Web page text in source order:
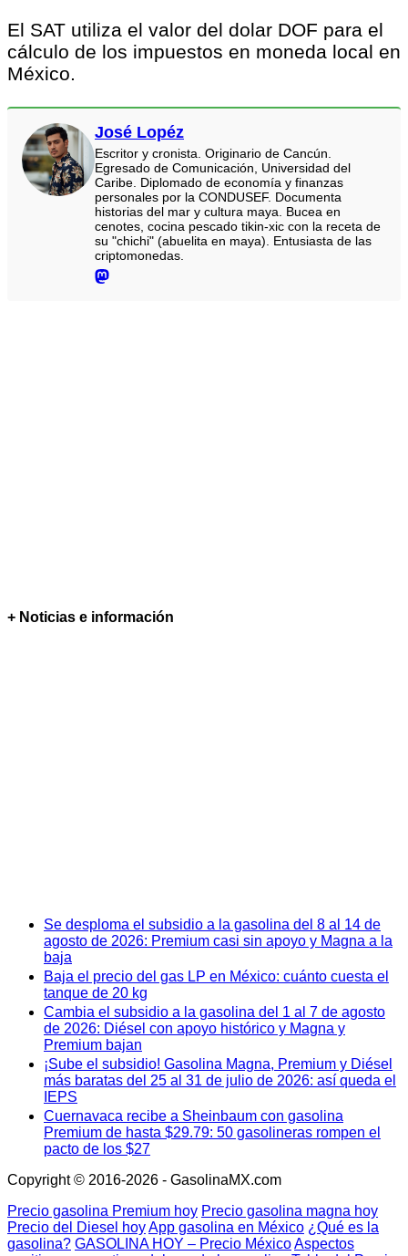
El SAT utiliza el valor del dolar DOF para el
cálculo de los impuestos en moneda local en
México.
José Lopéz
Escritor y cronista. Originario de Cancún.
Egresado de Comunicación, Universidad del
Caribe. Diplomado de economía y finanzas
personales por la CONDUSEF. Documenta
historias del mar y cultura maya. Bucea en
cenotes, cocina pescado tikin-xic con la receta de
su "chichi" (abuelita en maya). Entusiasta de las
criptomonedas.
+ Noticias e información
Se desploma el subsidio a la gasolina del 8 al 14 de
agosto de 2026: Premium casi sin apoyo y Magna a la
baja
Baja el precio del gas LP en México: cuánto cuesta el
tanque de 20 kg
Cambia el subsidio a la gasolina del 1 al 7 de agosto
de 2026: Diésel con apoyo histórico y Magna y
Premium bajan
¡Sube el subsidio! Gasolina Magna, Premium y Diésel
más baratas del 25 al 31 de julio de 2026: así queda el
IEPS
Cuernavaca recibe a Sheinbaum con gasolina
Premium de hasta $29.79: 50 gasolineras rompen el
pacto de los $27
Copyright © 2016-2026 - GasolinaMX.com
Precio gasolina Premium hoy Precio gasolina magna hoy
Precio del Diesel hoyApp gasolina en México ¿Qué es la
gasolina? GASOLINA HOY – Precio MéxicoAspectos